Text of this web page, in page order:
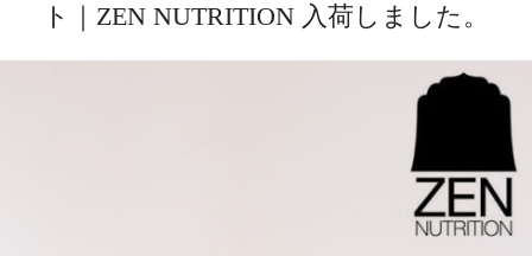
ト｜ZEN NUTRITION 入荷しました。